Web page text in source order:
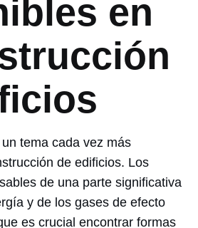
en
tema cada vez más
de edificios. Los
de una parte significativa
y de los gases de efecto
es crucial encontrar formas